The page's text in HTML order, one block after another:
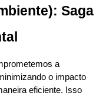
Saga
a
o impacto
eficiente. Isso